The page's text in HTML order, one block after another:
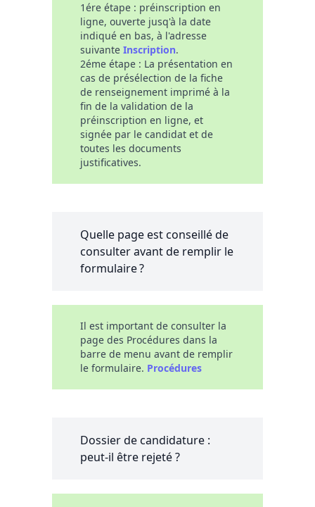
1ére étape : préinscription en
ligne, ouverte jusq'à la date
indiqué en bas, à l'adresse
suivante Inscription.
2éme étape : La présentation en
cas de présélection de la fiche
de renseignement imprimé à la
fin de la validation de la
préinscription en ligne, et
signée par le candidat et de
toutes les documents
justificatives.
Quelle page est conseillé de
consulter avant de remplir le
formulaire ?
Il est important de consulter la
page des Procédures dans la
barre de menu avant de remplir
le formulaire. Procédures
Dossier de candidature :
peut-il être rejeté ?